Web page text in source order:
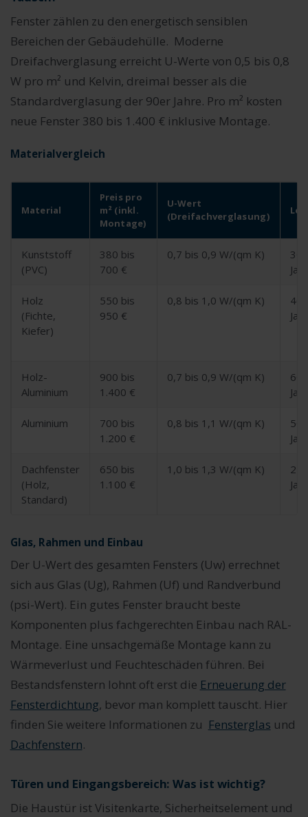
Fenster zählen zu den energetisch sensiblen
Bereichen der Gebäudehülle. Moderne
Dreifachverglasung erreicht U-Werte von 0,5 bis 0,8
W pro m² und Kelvin, dreimal besser als die
Standardverglasung der 90er Jahre. Pro m² kosten
neue Fenster 380 bis 1.400 € inklusive Montage.
Materialvergleich
Material
Preis pro
m² (inkl.
Montage)
U-Wert
(Dreifachverglasung)
Kunststoff
(PVC)
380 bis
700 €
0,7 bis 0,9 W/(qm K)
30
Holz
(Fichte,
Kiefer)
550 bis
950 €
0,8 bis 1,0 W/(qm K)
40
Holz-
Aluminium
900 bis
1.400 €
0,7 bis 0,9 W/(qm K)
60
Aluminium
700 bis
1.200 €
0,8 bis 1,1 W/(qm K)
50
Dachfenster
(Holz,
Standard)
650 bis
1.100 €
1,0 bis 1,3 W/(qm K)
25
Glas, Rahmen und Einbau
Der U-Wert des gesamten Fensters (Uw) errechnet
sich aus Glas (Ug), Rahmen (Uf) und Randverbund
(psi-Wert). Ein gutes Fenster braucht beste
Komponenten plus fachgerechten Einbau nach RAL-
Montage. Eine unsachgemäße Montage kann zu
Wärmeverlust und Feuchteschäden führen. Bei
Bestandsfenstern lohnt oft erst die Erneuerung der
Fensterdichtung, bevor man komplett tauscht. Hier
finden Sie weitere Informationen zu Fensterglas und
Dachfenstern.
Türen und Eingangsbereich: Was ist wichtig?
Die Haustür ist Visitenkarte, Sicherheitselement und